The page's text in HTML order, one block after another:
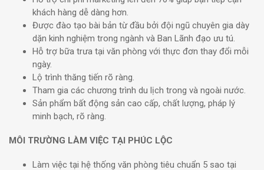
khách hàng dễ dàng hơn.
Được đào tạo bài bản từ đầu bởi đội ngũ chuyên gia dày
dặn kinh nghiệm trong ngành và Ban Lãnh đạo ưu tú.
Hỗ trợ bữa trưa tại văn phòng với thực đơn thay đổi mỗi
ngày.
Lộ trình thăng tiến rõ ràng.
Tham gia các chương trình du lịch trong và ngoài nước.
Sản phẩm bất động sản cao cấp, chất lượng, pháp lý
minh bạch, rõ ràng.
MÔI TRƯỜNG LÀM VIỆC TẠI PHÚC LỘC
Làm việc tại hệ thống văn phòng tiêu chuẩn 5 sao tại